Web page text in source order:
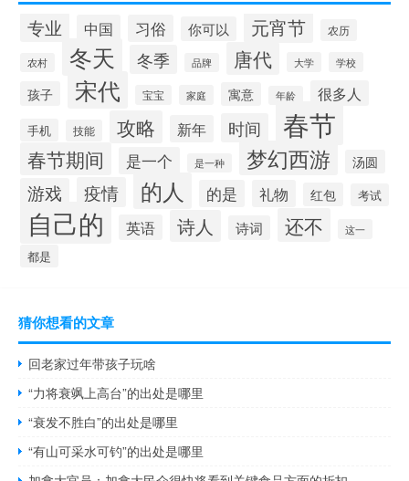
专业 中国 习俗 你可以 元宵节 农历
农村 冬天 冬季 品牌 唐代 大学 学校
孩子 宋代 宝宝 家庭 寓意 年龄 很多人
手机 技能 攻略 新年 时间 春节
春节期间 是一个 是一种 梦幻西游 汤圆
游戏 疫情 的人 的是 礼物 红包 考试
自己的 英语 诗人 诗词 还不 这一
都是
猜你想看的文章
回老家过年带孩子玩啥
“力将衰飒上高台”的出处是哪里
“衰发不胜白”的出处是哪里
“有山可采水可钓”的出处是哪里